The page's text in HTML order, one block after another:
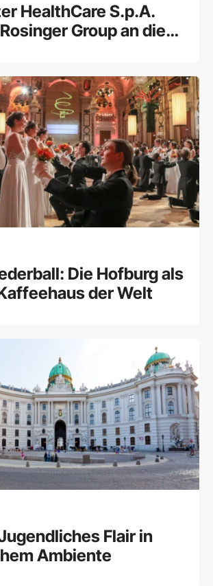
HealthCare S.p.A.
Group an die
Die Hofburg als
der Welt
Flair in
Ambiente